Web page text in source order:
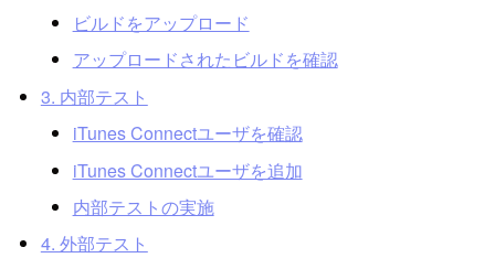
ビルドをアップロード
アップロードされたビルドを確認
3. 内部テスト
iTunes Connectユーザを確認
iTunes Connectユーザを追加
内部テストの実施
4. 外部テスト